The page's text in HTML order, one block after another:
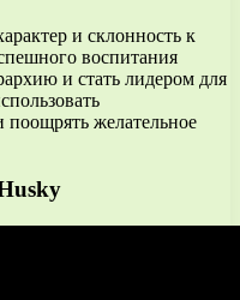
и склонность к
воспитания
и стать лидером для
желательное